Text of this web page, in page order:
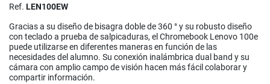
Ref. LEN100EW
Gracias a su diseño de bisagra doble de 360 ° y su robusto diseño
con teclado a prueba de salpicaduras, el Chromebook Lenovo 100e
puede utilizarse en diferentes maneras en función de las
necesidades del alumno. Su conexión inalámbrica dual band y su
cámara con amplio campo de visión hacen más fácil colaborar y
compartir información.​